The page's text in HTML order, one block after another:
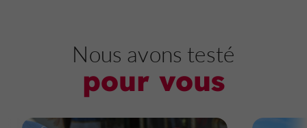
Nous avons testé
pour vous